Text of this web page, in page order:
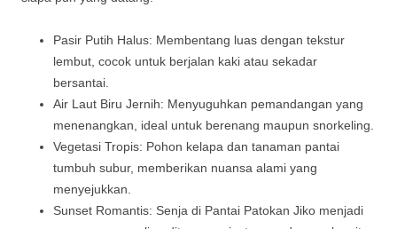
Pasir Putih Halus: Membentang luas dengan tekstur
lembut, cocok untuk berjalan kaki atau sekadar
bersantai.
Air Laut Biru Jernih: Menyuguhkan pemandangan yang
menenangkan, ideal untuk berenang maupun snorkeling.
Vegetasi Tropis: Pohon kelapa dan tanaman pantai
tumbuh subur, memberikan nuansa alami yang
menyejukkan.
Sunset Romantis: Senja di Pantai Patokan Jiko menjadi